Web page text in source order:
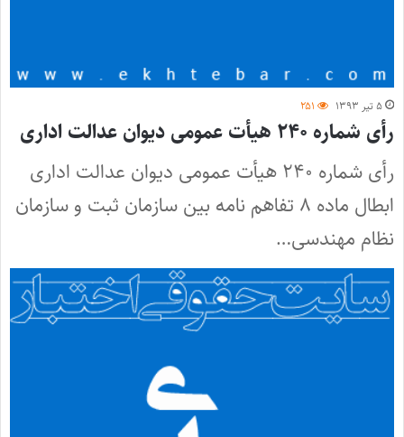
۵ تیر ۱۳۹۳ ۲۵۱
رأی شماره ۲۴۰ هیأت عمومی دیوان عدالت اداری
رأی شماره ۲۴۰ هیأت عمومی دیوان عدالت اداری
ابطال ماده ۸ تفاهم نامه بین سازمان ثبت و سازمان
نظام مهندسی…